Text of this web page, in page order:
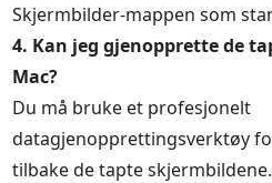
Skjermbilder-mappen som
4. Kan jeg gjenopprette de
Mac?
Du må bruke et profesjonelt
datagjenopprettingsverktøy
tilbake de tapte